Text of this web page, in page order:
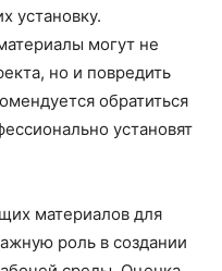
установку.
могут не
но и повредить
обратиться
установят
материалов для
роль в создании